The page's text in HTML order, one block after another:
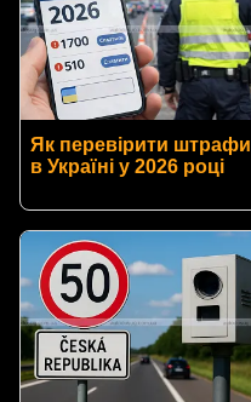
Як перевірити штрафи
в Україні у 2026 році